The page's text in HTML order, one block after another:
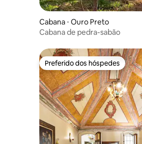
Cabana ⋅ Ouro Preto
Cabana de pedra-sabão
Preferido dos hóspedes
Preferido dos hóspedes